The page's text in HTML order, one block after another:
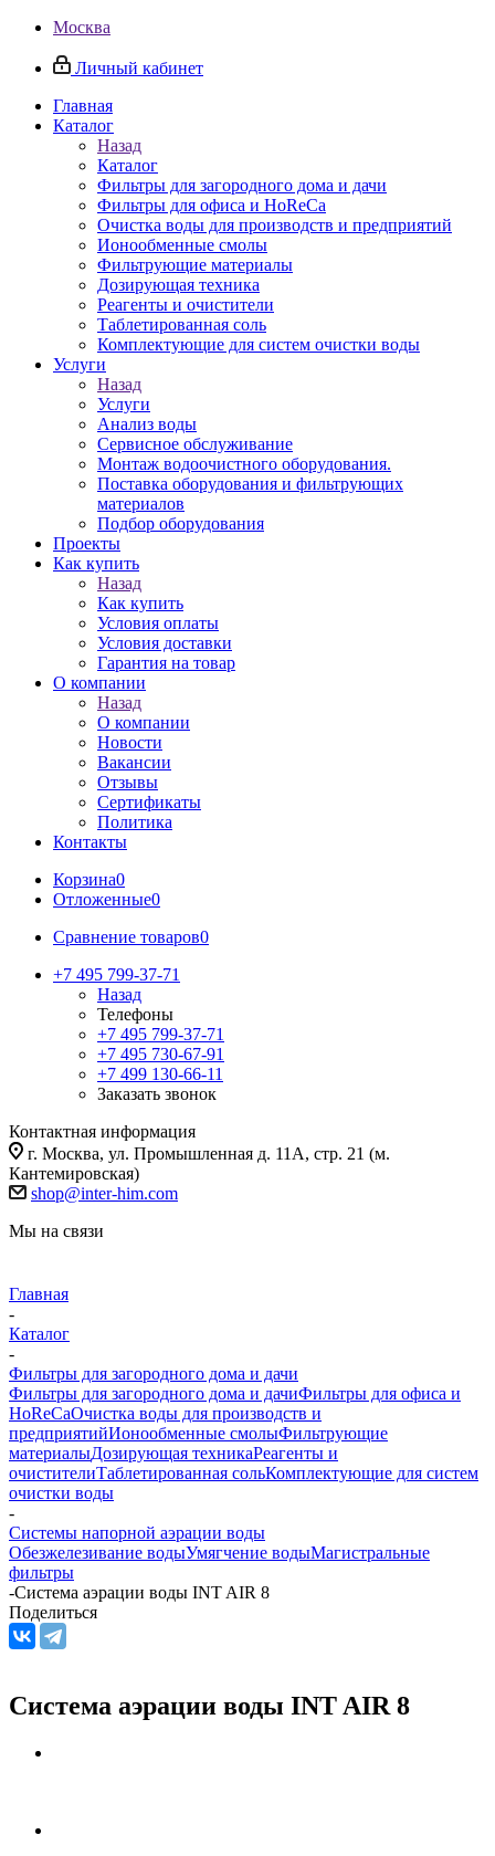
Москва
Личный кабинет
Главная
Каталог
Назад
Каталог
Фильтры для загородного дома и дачи
Фильтры для офиса и HoReCa
Очистка воды для производств и предприятий
Ионообменные смолы
Фильтрующие материалы
Дозирующая техника
Реагенты и очистители
Таблетированная соль
Комплектующие для систем очистки воды
Услуги
Назад
Услуги
Анализ воды
Сервисное обслуживание
Монтаж водоочистного оборудования.
Поставка оборудования и фильтрующих
материалов
Подбор оборудования
Проекты
Как купить
Назад
Как купить
Условия оплаты
Условия доставки
Гарантия на товар
О компании
Назад
О компании
Новости
Вакансии
Отзывы
Сертификаты
Политика
Контакты
Корзина0
Отложенные0
Сравнение товаров0
+7 495 799-37-71
Назад
Телефоны
+7 495 799-37-71
+7 495 730-67-91
+7 499 130-66-11
Заказать звонок
Контактная информация
г. Москва, ул. Промышленная д. 11А, стр. 21 (м.
Кантемировская)
shop@inter-him.com
Мы на связи
Главная
-
Каталог
-
Фильтры для загородного дома и дачи
Фильтры для загородного дома и дачиФильтры для офиса и
HoReCaОчистка воды для производств и
предприятийИонообменные смолыФильтрующие
материалыДозирующая техникаРеагенты и
очистителиТаблетированная сольКомплектующие для систем
очистки воды
-
Системы напорной аэрации воды
Обезжелезивание водыУмягчение водыМагистральные
фильтры
-Система аэрации воды INT AIR 8
Поделиться
Система аэрации воды INT AIR 8